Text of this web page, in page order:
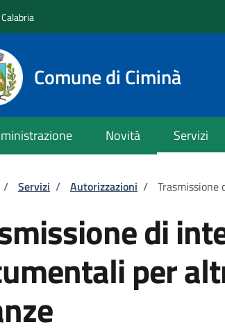
Comune di Ciminà
Novità Servizi
di pane
/ Servizi / Autorizzazioni /
di
per